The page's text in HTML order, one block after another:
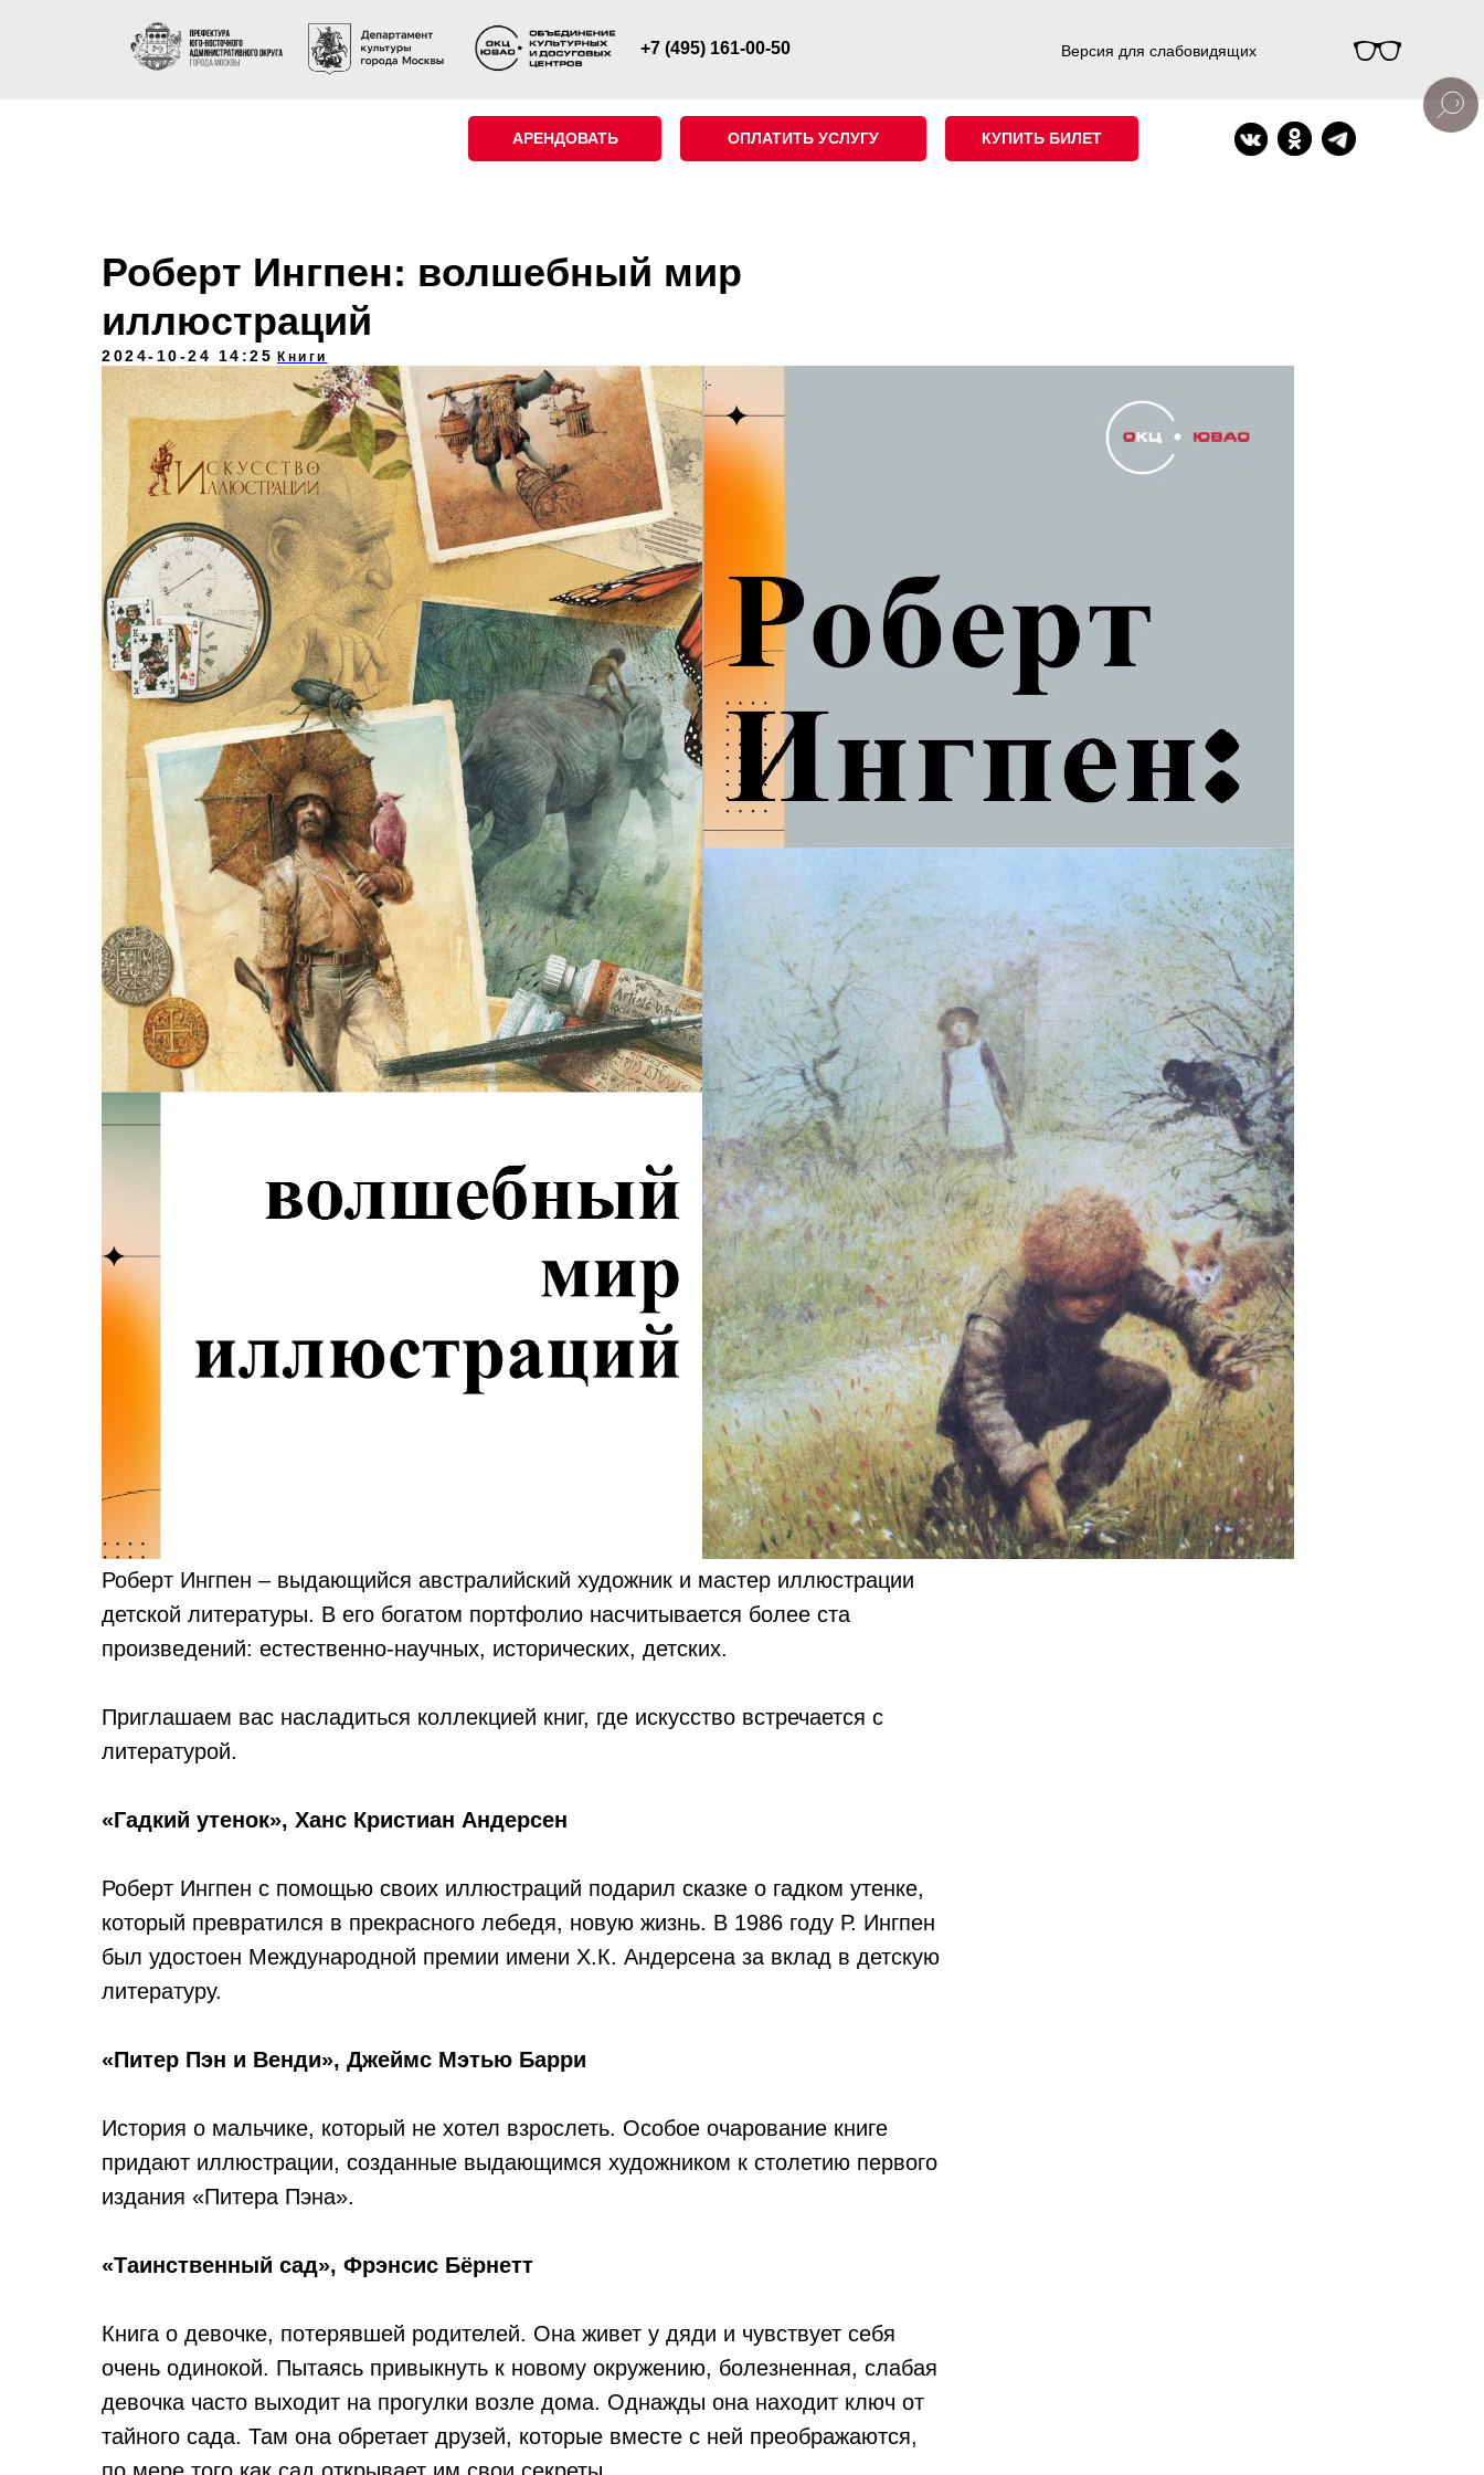
Версия для слабовидящих
+7 (495) 161-00-50
КУПИТЬ БИЛЕТ
АРЕНДОВАТЬ ОПЛАТИТЬ УСЛУГУ
Роберт Ингпен: волшебный мир
иллюстраций
2024-10-24 14:25 Книги
Роберт Ингпен – выдающийся австралийский художник и мастер иллюстрации
детской литературы. В его богатом портфолио насчитывается более ста
произведений: естественно-научных, исторических, детских.
Приглашаем вас насладиться коллекцией книг, где искусство встречается с
литературой.
«Гадкий утенок», Ханс Кристиан Андерсен
Роберт Ингпен с помощью своих иллюстраций подарил сказке о гадком утенке,
который превратился в прекрасного лебедя, новую жизнь. В 1986 году Р. Ингпен
был удостоен Международной премии имени Х.К. Андерсена за вклад в детскую
литературу.
«Питер Пэн и Венди», Джеймс Мэтью Барри
История о мальчике, который не хотел взрослеть. Особое очарование книге
придают иллюстрации, созданные выдающимся художником к столетию первого
издания «Питера Пэна».
«Таинственный сад», Фрэнсис Бёрнетт
Книга о девочке, потерявшей родителей. Она живет у дяди и чувствует себя
очень одинокой. Пытаясь привыкнуть к новому окружению, болезненная, слабая
девочка часто выходит на прогулки возле дома. Однажды она находит ключ от
тайного сада. Там она обретает друзей, которые вместе с ней преображаются,